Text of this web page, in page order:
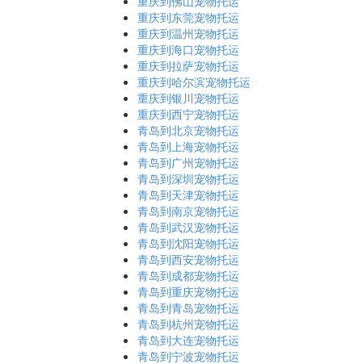
重庆到东莞宠物托运
重庆到温州宠物托运
重庆到海口宠物托运
重庆到拉萨宠物托运
重庆到哈尔滨宠物托运
重庆到银川宠物托运
重庆到西宁宠物托运
青岛到北京宠物托运
青岛到上海宠物托运
青岛到广州宠物托运
青岛到深圳宠物托运
青岛到天津宠物托运
青岛到南京宠物托运
青岛到武汉宠物托运
青岛到沈阳宠物托运
青岛到西安宠物托运
青岛到成都宠物托运
青岛到重庆宠物托运
青岛到青岛宠物托运
青岛到杭州宠物托运
青岛到大连宠物托运
青岛到宁波宠物托运